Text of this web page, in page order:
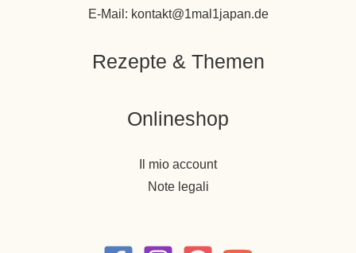
E-Mail: kontakt@1mal1japan.de
Rezepte & Themen
Onlineshop
Il mio account
Note legali